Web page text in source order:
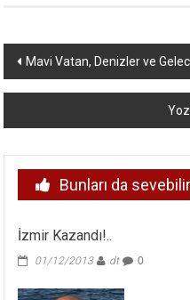
Yazı
dolaşımı
Mavi Vatan, Denizler ve
Bunları da
İzmir Kazandı!..
01/12/2013 dt 0